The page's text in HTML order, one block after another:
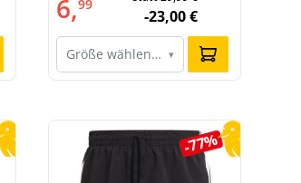
6,99
-23,00 €
Größe wählen… ▾
-77%